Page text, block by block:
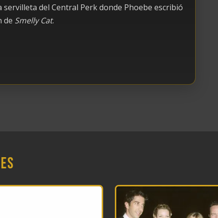
servilleta del Central Perk donde Phoebe escribió
de Smelly Cat.